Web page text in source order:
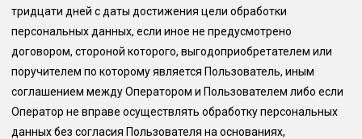
тридцати дней с даты достижения цели обработки
персональных данных, если иное не предусмотрено
договором, стороной которого, выгодоприобретателем или
поручителем по которому является Пользователь, иным
соглашением между Оператором и Пользователем либо если
Оператор не вправе осуществлять обработку персональных
данных без согласия Пользователя на основаниях,